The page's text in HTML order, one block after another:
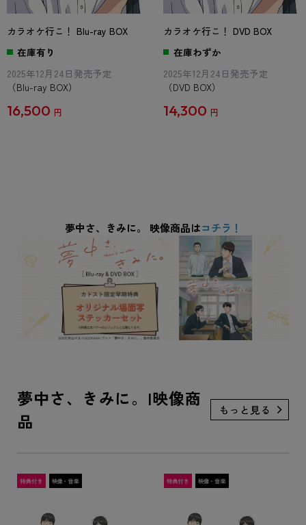
カラオケ行こ！ Blu-ray BOX
在庫有り
2025年12月24日発売予定
（Blu-ray BOX）
16,500 円
カラオケ行こ！ DVD BOX
在庫わずか
2025年12月24日発売予定
（DVD BOX）
14,300 円
夢中さ、きみに。 映像商品はコチラ！
夢中さ、きみに。|映像商
品